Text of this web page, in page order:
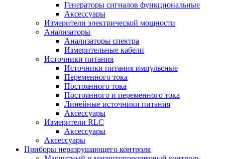
Генераторы сигналов функциональные
Аксессуары
Измерители электрической мощности
Анализаторы
Анализаторы спектра
Измерительные кабели
Источники питания
Источники питания импульсные
Переменного тока
Постоянного тока
Постоянного и переменного тока
Линейные источники питания
Аксессуары
Измерители RLC
Аксессуары
Аксессуары
Приборы неразрушающего контроля